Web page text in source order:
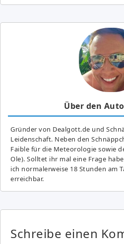
Über den
Gründer von Dealgott.de und
Leidenschaft. Neben den
Fai­ble für die Meteorologie sowie
Ole). Solltet ihr mal eine Frage
ich normalerweise 18 Stunden am
erreichbar.
Schreibe einen